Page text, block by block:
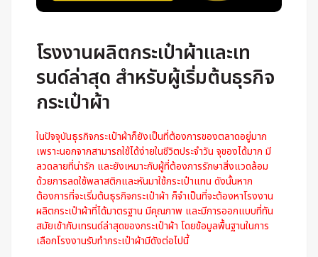
โรงงานผลิตกระเป๋าผ้าและเท
รนด์ล่าสุด สำหรับผู้เริ่มต้นธุรกิจ
กระเป๋าผ้า
ในปัจจุบันธุรกิจกระเป๋าผ้าก็ยังเป็นที่ต้องการของตลาดอยู่มาก
เพราะนอกจากสามารถใช้ได้ง่ายในชีวิตประจำวัน จุของได้มาก มี
ลวดลายที่น่ารัก และยังเหมาะกับผู้ที่ต้องการรักษาสิ่งแวดล้อม
ด้วยการลดใช้พลาสติกและหันมาใช้กระเป๋าแทน ดังนั้นหาก
ต้องการที่จะเริ่มต้นธุรกิจกระเป๋าผ้า ก็จำเป็นที่จะต้องหาโรงงาน
ผลิตกระเป๋าผ้าที่ได้มาตรฐาน มีคุณภาพ และมีการออกแบบที่ทัน
สมัยเข้ากับเทรนด์ล่าสุดของกระเป๋าผ้า โดยข้อมูลพื้นฐานในการ
เลือกโรงงานรับทำกระเป๋าผ้ามีดังต่อไปนี้